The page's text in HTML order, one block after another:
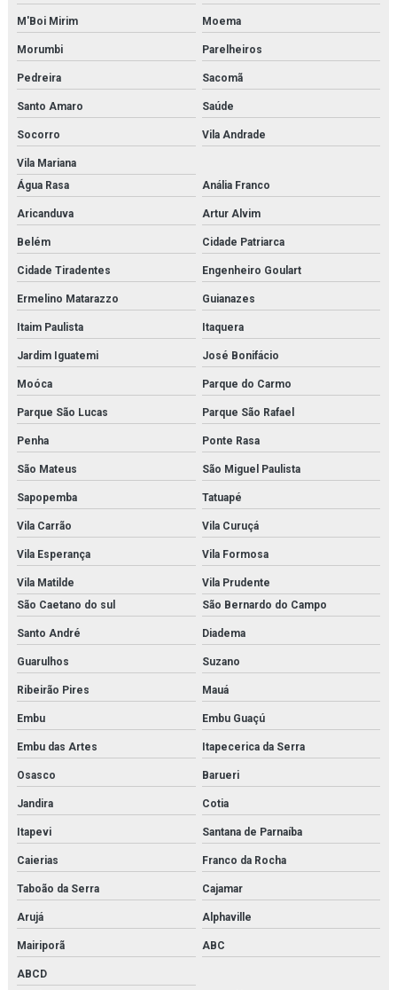
Microscópio biológico monocular
Microscópio biológico profissional
Microscópio biológico trinocular
Microscópio biológico trinocular com câmera
Microscópio médico para faculdades
Microscópio monocular
Microscópio óptico monocular
Modelo anatômico da face
Modelo anatômico da orelha
Modelo anatômico da pele
Modelo anatômico do cérebro
Modelo anatômico do esqueleto (1700mm)
Modelo anatômico do sistema digestório
Modelo anatômico médico em são paulo
Modelo anatômico médico em sp
Modelo anatômico médico orçamento
Modelo anatômico médico para faculdades
Modelo anatômico para faculdades
Modelo anatômico para fins didáticos
Modelo molecular
Simulador de medicina
Simulador de parto
Simulador de parto normal
M'Boi Mirim Moema
Morumbi Parelheiros
Pedreira Sacomã
Santo Amaro Saúde
Socorro Vila Andrade
Vila Mariana
Água Rasa
Anália Franco
Aricanduva Artur Alvim
Belém Cidade Patriarca
Cidade Tiradentes Engenheiro Goulart
Ermelino Matarazzo Guianazes
Itaim Paulista Itaquera
Jardim Iguatemi José Bonifácio
Moóca Parque do Carmo
Parque São Lucas Parque São Rafael
Penha Ponte Rasa
São Mateus São Miguel Paulista
Sapopemba Tatuapé
Vila Carrão Vila Curuçá
Vila Esperança Vila Formosa
Vila Matilde
Vila Prudente
São Caetano do sul
São Bernardo do Campo
Santo André Diadema
Guarulhos Suzano
Ribeirão Pires Mauá
Embu Embu Guaçú
Embu das Artes Itapecerica da Serra
Osasco Barueri
Jandira Cotia
Itapevi Santana de Parnaíba
Caierias Franco da Rocha
Taboão da Serra Cajamar
Arujá Alphaville
Mairiporã ABC
ABCD